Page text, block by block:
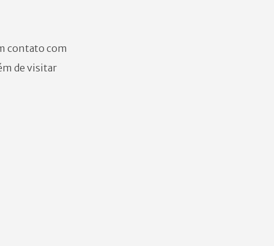
contato com
de visitar